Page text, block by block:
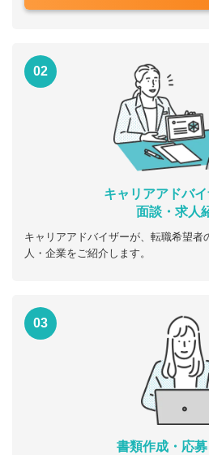
02
キャリアアドバ
面談・求人
キャリアアドバイザーが、転職希望者
人・企業をご紹介します。
03
書類作成・応